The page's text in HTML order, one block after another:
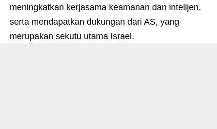
meningkatkan kerjasama keamanan dan intelijen,
serta mendapatkan dukungan dari AS, yang
merupakan sekutu utama Israel.